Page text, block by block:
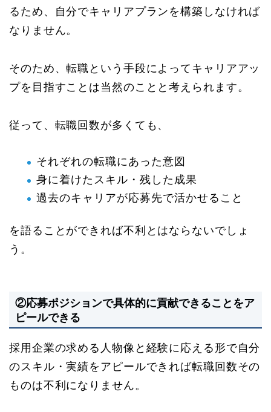
るため、自分でキャリアプランを構築しなければ
なりません。
そのため、転職という手段によってキャリアアッ
プを目指すことは当然のことと考えられます。
従って、転職回数が多くても、
それぞれの転職にあった意図
身に着けたスキル・残した成果
過去のキャリアが応募先で活かせること
を語ることができれば不利とはならないでしょ
う。
②応募ポジションで具体的に貢献できることをア
ピールできる
採用企業の求める人物像と経験に応える形で自分
のスキル・実績をアピールできれば転職回数その
ものは不利になりません。